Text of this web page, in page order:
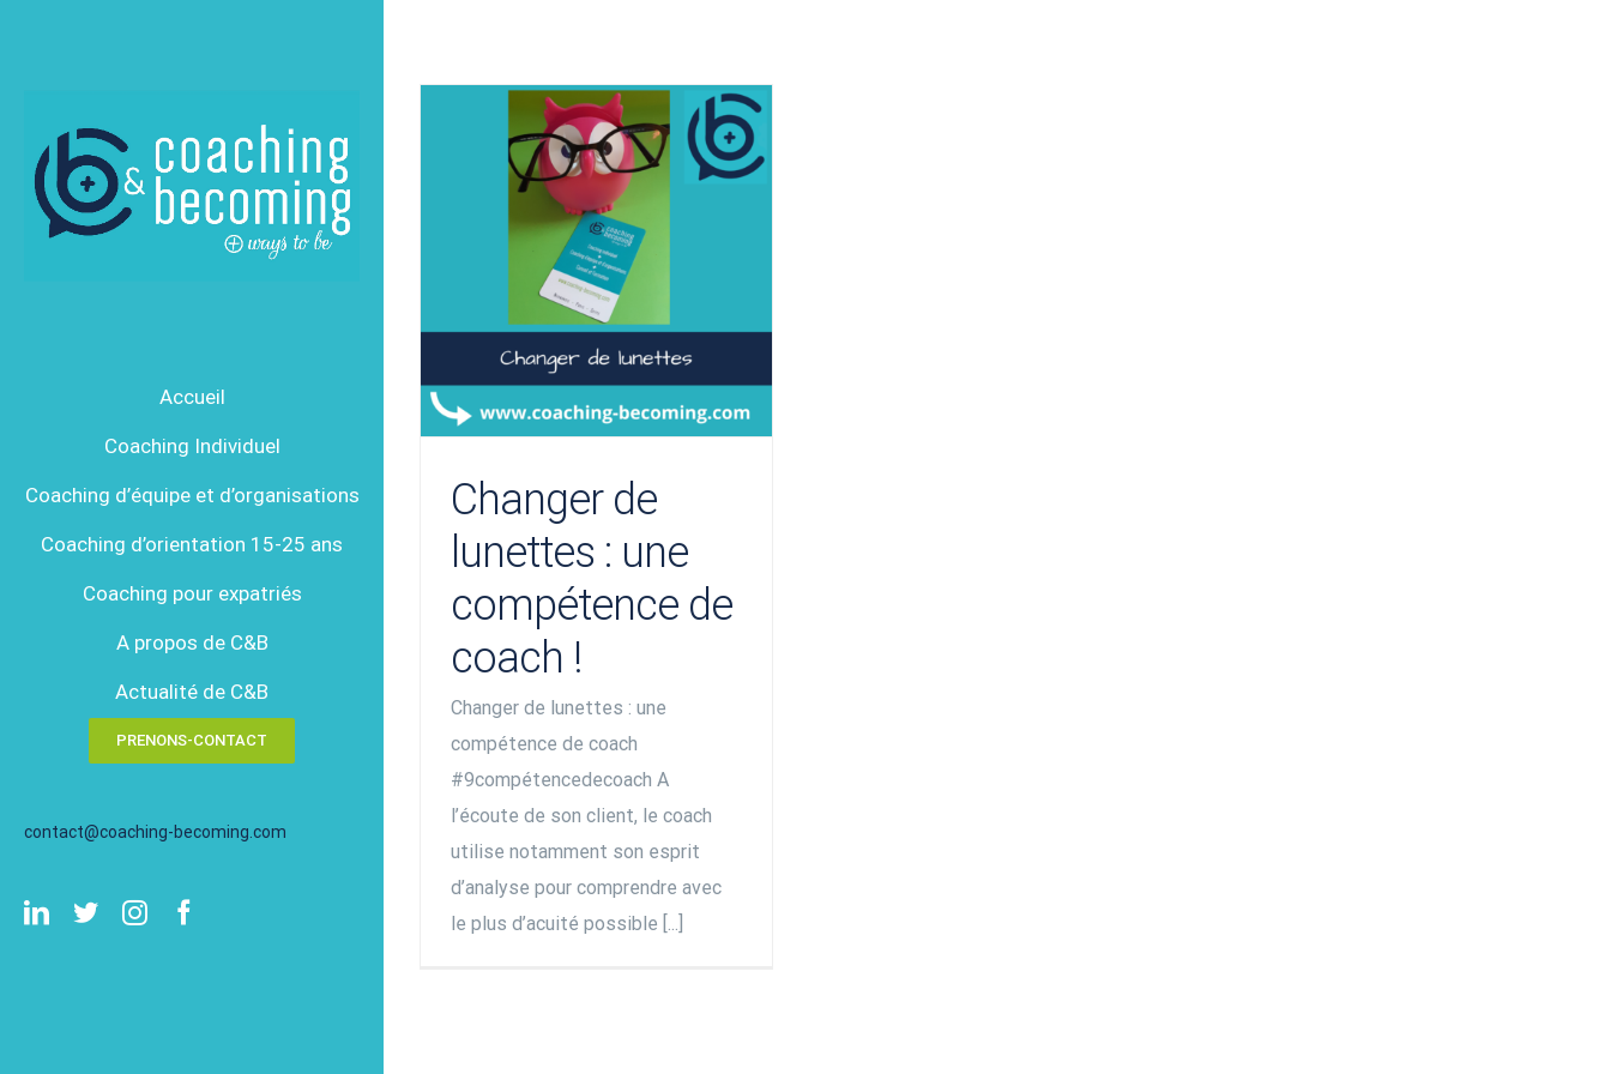
Accueil
Coaching Individuel
Coaching d’équipe et d’organisations
Coaching d’orientation 15-25 ans
Coaching pour expatriés
A propos de C&B
Actualité de C&B
PRENONS-CONTACT
contact@coaching-becoming.com
LinkedIn
TwitterInstagram
Changer de
lunettes : une
compétence de
coach !
Changer de lunettes : une
compétence de coach
#9compétencedecoach A
l’écoute de son client, le coach
utilise notamment son esprit
d’analyse pour comprendre avec
le plus d’acuité possible [...]